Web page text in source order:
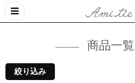
商品一覧
絞り込み